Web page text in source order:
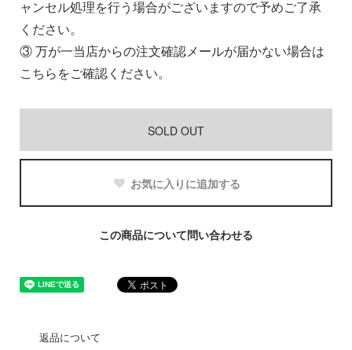
ャンセル処理を行う場合がございますので予めご了承
ください。
③ 万が一当店からの注文確認メールが届かない場合は
こちらをご確認ください。
SOLD OUT
お気に入りに追加する
この商品について問い合わせる
返品について